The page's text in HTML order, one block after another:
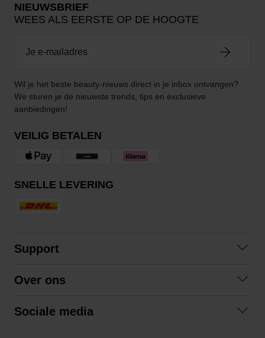
NIEUWSBRIEF
WEES ALS EERSTE OP DE HOOGTE
Wil je het beste beauty-nieuws direct in je inbox ontvangen?
We sturen je de nieuwste trends, tips en exclusieve
aanbiedingen!
VEILIG BETALEN
SNELLE LEVERING
Support
Algemene voorwaarden
Over ons
Sociale media